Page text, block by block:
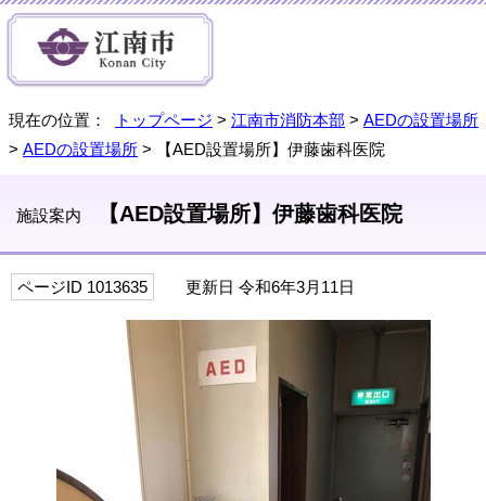
現在の位置： トップページ > 江南市消防本部 > AEDの設置場所
> AEDの設置場所 > 【AED設置場所】伊藤歯科医院
施設案内 【AED設置場所】伊藤歯科医院
ページID 1013635 更新日 令和6年3月11日